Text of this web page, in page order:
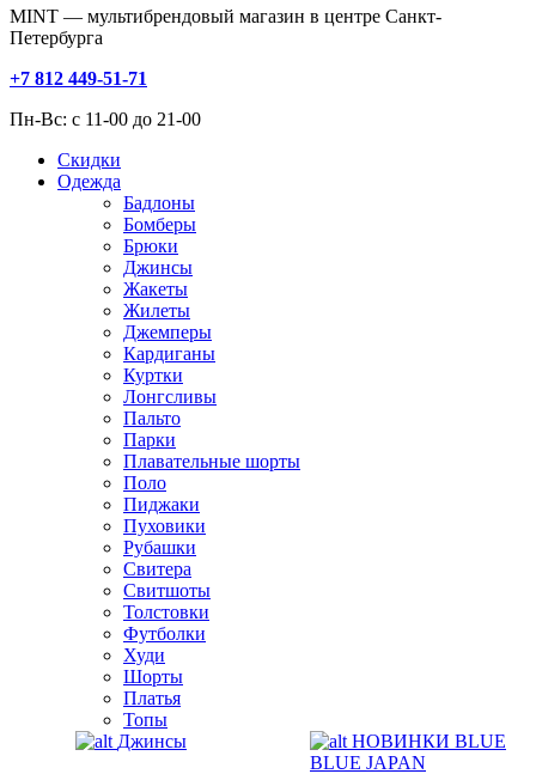
MINT — мультибрендовый магазин в центре Санкт-
Петербурга
+7 812 449-51-71
Пн-Вс: с 11-00 до 21-00
Скидки
Одежда
Бадлоны
Бомберы
Брюки
Джинсы
Жакеты
Жилеты
Джемперы
Кардиганы
Куртки
Лонгсливы
Пальто
Парки
Плавательные шорты
Поло
Пиджаки
Пуховики
Рубашки
Свитера
Свитшоты
Толстовки
Футболки
Худи
Шорты
Платья
Топы
Джинсы
НОВИНКИ BLUE
BLUE JAPAN